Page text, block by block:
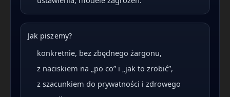
Jak piszemy?
konkretnie, bez zbędnego żargonu,
z naciskiem na „po co” i „jak to zrobić”,
z szacunkiem do prywatności i zdrowego